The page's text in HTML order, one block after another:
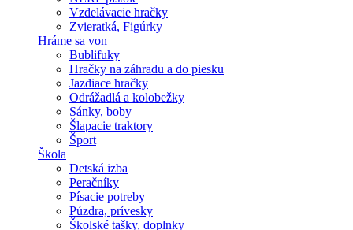
Vzdelávacie hračky
Zvieratká, Figúrky
Hráme sa von
Bublifuky
Hračky na záhradu a do piesku
Jazdiace hračky
Odrážadlá a kolobežky
Sánky, boby
Šlapacie traktory
Šport
Škola
Detská izba
Peračníky
Písacie potreby
Púzdra, prívesky
Školské tašky, doplnky